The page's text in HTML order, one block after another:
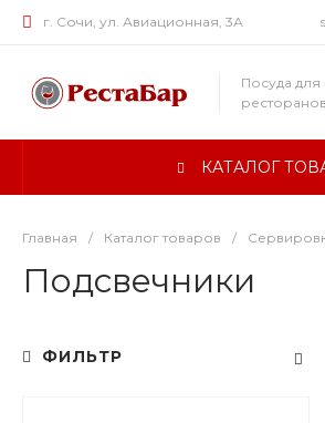
г. Сочи, ул. Авиационная, 3А
Посуда для
КАТАЛОГ
Главная / Каталог товаров /
Подсвечники
ФИЛЬТР